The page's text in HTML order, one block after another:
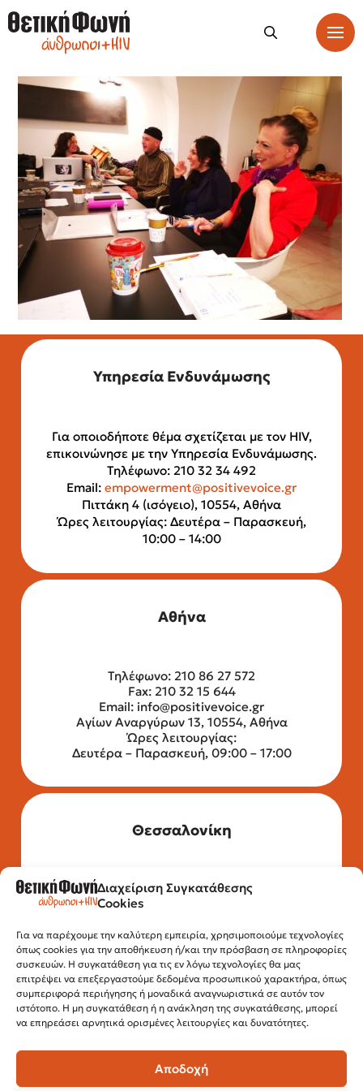
Διαχείριση Συγκατάθεσης
Cookies
Για να παρέχουμε την καλύτερη εμπειρία, χρησιμοποιούμε τεχνολογίες
όπως cookies για την αποθήκευση ή/και την πρόσβαση σε πληροφορίες
συσκευών. Η συγκατάθεση για τις εν λόγω τεχνολογίες θα μας
επιτρέψει να επεξεργαστούμε δεδομένα προσωπικού χαρακτήρα, όπως
συμπεριφορά περιήγησης ή μοναδικά αναγνωριστικά σε αυτόν τον
ιστότοπο. Η μη συγκατάθεση ή η ανάκληση της συγκατάθεσης, μπορεί
να επηρεάσει αρνητικά ορισμένες λειτουργίες και δυνατότητες.
Αποδοχή
Υπηρεσία Ενδυνάμωσης
Για οποιοδήποτε θέμα σχετίζεται με τον HIV,
επικοινώνησε με την Υπηρεσία Ενδυνάμωσης.
Τηλέφωνο: 210 32 34 492
Email: empowerment@positivevoice.gr
Πιττάκη 4 (ισόγειο), 10554, Αθήνα
Ώρες λειτουργίας: Δευτέρα – Παρασκευή,
10:00 – 14:00
Αθήνα
Τηλέφωνο: 210 86 27 572
Fax: 210 32 15 644
Email: info@positivevoice.gr
Αγίων Αναργύρων 13, 10554, Αθήνα
Ώρες λειτουργίας:
Δευτέρα – Παρασκευή, 09:00 – 17:00
Θεσσαλονίκη
Τηλέφωνο: 2315 525 020
Fax: 210 32 15 644
Εγνατίας 112, 3ος όροφος, 54622,
Θεσσαλονίκη
Ώρες λειτουργίας:
Δευτέρα – Παρασκευή, 10:00 –14:00